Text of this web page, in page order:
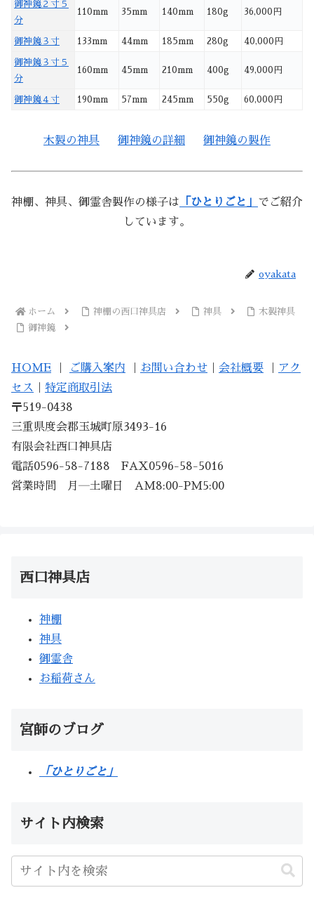
御神鏡２寸５
分
110mm 35mm 140mm 180g 36,000円
御神鏡３寸 133mm 44mm 185mm 280g 40,000円
御神鏡３寸５
分
160mm 45mm 210mm 400g 49,000円
御神鏡４寸 190mm 57mm 245mm 550g 60,000円
木製の神具 御神鏡の詳細 御神鏡の製作
神棚、神具、御霊舎製作の様子は 「ひとりごと」 でご紹介
しています。
oyakata
ホーム 神棚の西口神具店 神具
木製神具
御神鏡
HOME ご購入案内 お問い合わせ 会社概要
アク
セス
特定商取引法
〒519-0438
三重県度会郡玉城町原3493-16
有限会社西口神具店
電話0596-58-7188 FAX0596-58-5016
営業時間 月―土曜日 AM8:00-PM5:00
西口神具店
神棚
神具
御霊舎
お稲荷さん
宮師のブログ
「ひとりごと」
サイト内検索